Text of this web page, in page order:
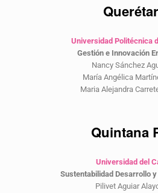
Universidad Politécnica
Gestión e Innovación
Nancy Sánchez
María Angélica
Maria Alejandra
Quintana
Universidad del
Sustentabilidad Desarrollo
Pilivet Aguiar